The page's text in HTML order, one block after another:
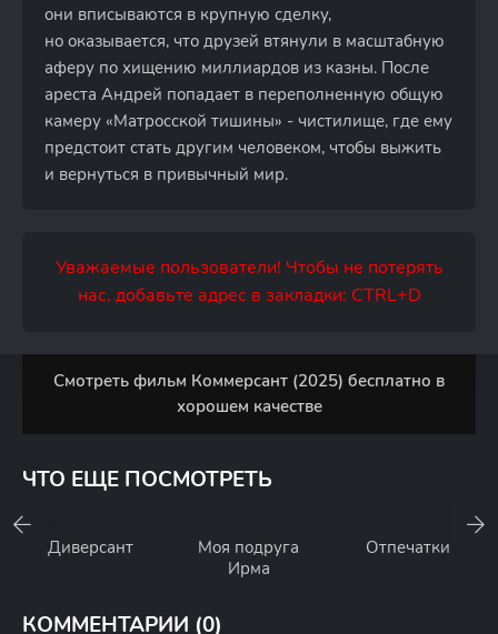
они вписываются в крупную сделку,
но оказывается, что друзей втянули в масштабную
аферу по хищению миллиардов из казны. После
ареста Андрей попадает в переполненную общую
камеру «Матросской тишины» - чистилище, где ему
предстоит стать другим человеком, чтобы выжить
и вернуться в привычный мир.
Уважаемые пользователи! Чтобы не потерять
нас, добавьте адрес в закладки: CTRL+D
Смотреть фильм Коммерсант (2025) бесплатно в
хорошем качестве
ЧТО ЕЩЕ ПОСМОТРЕТЬ
Диверсант
Моя подруга
Ирма
Отпечатки
КОММЕНТАРИИ (0)